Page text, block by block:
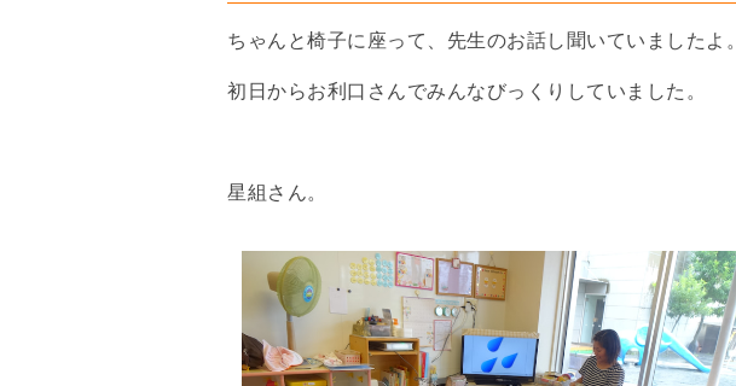
ちゃんと椅子に座って、先生のお話し聞いていましたよ。
初日からお利口さんでみんなびっくりしていました。
星組さん。